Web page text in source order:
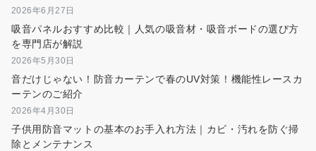
2026年6月27日
吸音パネルおすすめ比較｜人気の吸音材・吸音ボードの選び方
を専門店が解説
2026年5月30日
音だけじゃない！防音カーテンで春のUV対策！機能性レースカ
ーテンのご紹介
2026年4月30日
子供用防音マットの基本のお手入れ方法｜カビ・汚れを防ぐ掃
除とメンテナンス